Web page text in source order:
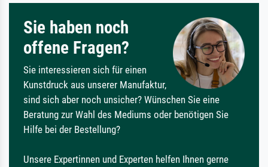
Sie haben noch
offene Fragen?
Sie interessieren sich für einen
Kunstdruck aus unserer Manufaktur,
sind sich aber noch unsicher? Wünschen Sie eine
Beratung zur Wahl des Mediums oder benötigen Sie
Hilfe bei der Bestellung?
Unsere Expertinnen und Experten helfen Ihnen gerne